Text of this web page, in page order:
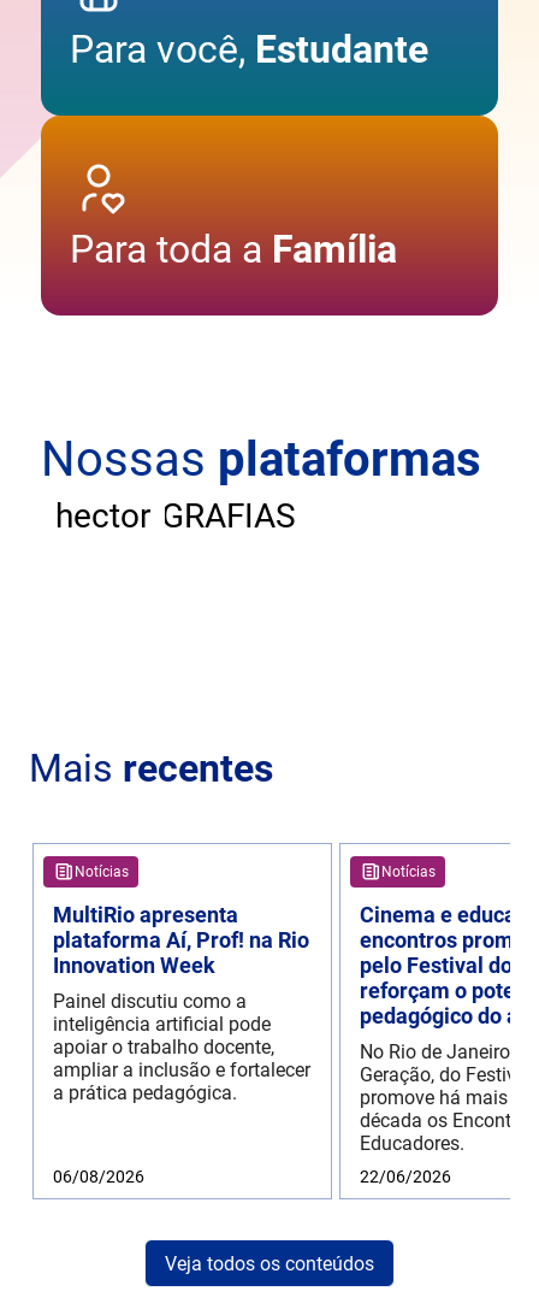
Para você, Estudante
Para toda a Família
Nossas plataformas
ANDAR
CARTOGRAFIAS
hector
Mais recentes
Notícias
MultiRio apresenta
plataforma Aí, Prof! na Rio
Innovation Week
Painel discutiu como a
inteligência artificial pode
apoiar o trabalho docente,
ampliar a inclusão e fortalecer
a prática pedagógica.
06/08/2026
Notícias
Cinema e
encontros
pelo Festival do
reforçam o
pedagógico do
No Rio de Janeiro, o
Geração, do Festival
promove há mais de
década os
Educadores.
22/06/2026
Veja todos os conteúdos